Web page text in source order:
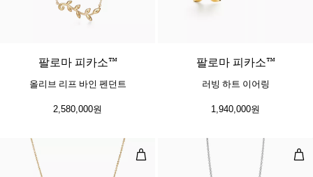
팔로마 피카소™
올리브 리프 바인 펜던트
2,580,000원
팔로마 피카소™
러빙 하트 이어링
1,940,000원
빈 디자인 펜던트, 옐로우 골드, 9mm
다